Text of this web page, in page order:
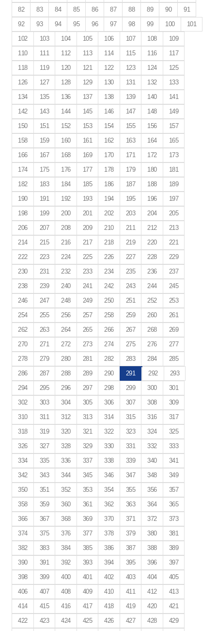
82 83 84 85 86 87 88 89 90
91
92
93 94 95 96 97 98 99 100
101
102
103 104 105 106 107 108
109
110
111 112 113 114 115 116
117
118
119 120 121 122 123 124
125
126
127 128 129 130 131 132
133
134
135 136 137 138 139 140
141
142
143 144 145 146 147 148
149
150
151 152 153 154 155 156
157
158
159 160 161 162 163 164
165
166
167 168 169 170 171 172
173
174
175 176 177 178 179 180
181
182
183 184 185 186 187 188
189
190
191 192 193 194 195 196
197
198
199 200 201 202 203 204
205
206
207 208 209 210 211 212
213
214
215 216 217 218 219 220
221
222
223 224 225 226 227 228
229
230
231 232 233 234 235 236
237
238
239 240 241 242 243 244
245
246
247 248 249 250 251 252
253
254
255 256 257 258 259 260
261
262
263 264 265 266 267 268
269
270
271 272 273 274 275 276
277
278
279 280 281 282 283 284
285
286
287 288 289 290 291 292
293
294
295 296 297 298 299 300
301
302
303 304 305 306 307 308
309
310
311 312 313 314 315 316
317
318
319 320 321 322 323 324
325
326
327 328 329 330 331 332
333
334
335 336 337 338 339 340
341
342
343 344 345 346 347 348
349
350
351 352 353 354 355 356
357
358
359 360 361 362 363 364
365
366
367 368 369 370 371 372
373
374
375 376 377 378 379 380
381
382
383 384 385 386 387 388
389
390
391 392 393 394 395 396
397
398
399 400 401 402 403 404
405
406
407 408 409 410 411 412
413
414
415 416 417 418 419 420
421
422
423 424 425 426 427 428
429